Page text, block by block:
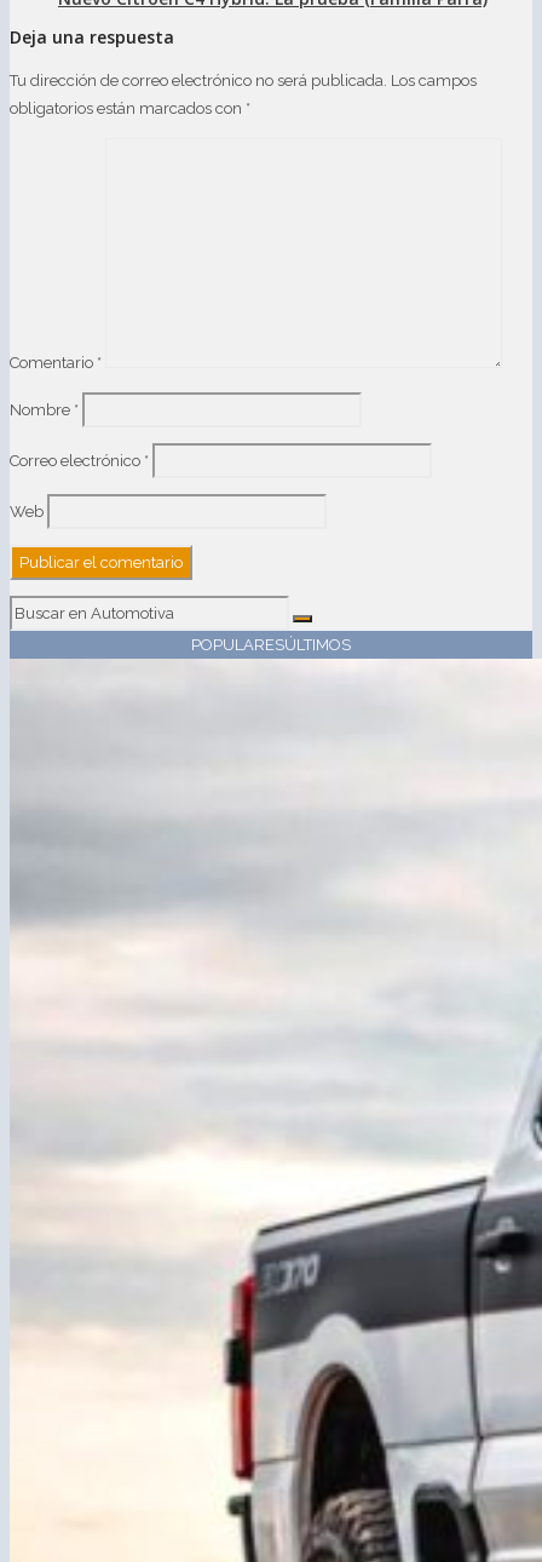
Deja una respuesta
Tu dirección de correo electrónico no será publicada. Los campos
obligatorios están marcados con *
Comentario *
Nombre *
Correo electrónico *
Web
POPULARESÚLTIMOS